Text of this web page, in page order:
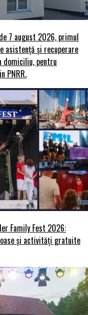
7 august 2026, primul
asistență și recuperare
domiciliu, pentru
PNRR.
Family Fest 2026:
și activități gratuite